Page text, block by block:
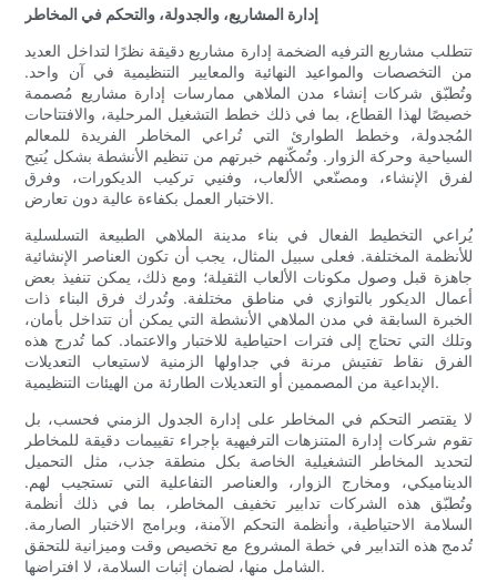
إدارة المشاريع، والجدولة، والتحكم في المخاطر
تتطلب مشاريع الترفيه الضخمة إدارة مشاريع دقيقة نظرًا لتداخل العديد
من التخصصات والمواعيد النهائية والمعايير التنظيمية في آن واحد.
وتُطبّق شركات إنشاء مدن الملاهي ممارسات إدارة مشاريع مُصممة
خصيصًا لهذا القطاع، بما في ذلك خطط التشغيل المرحلية، والافتتاحات
المُجدولة، وخطط الطوارئ التي تُراعي المخاطر الفريدة للمعالم
السياحية وحركة الزوار. وتُمكّنهم خبرتهم من تنظيم الأنشطة بشكل يُتيح
لفرق الإنشاء، ومصنّعي الألعاب، وفنيي تركيب الديكورات، وفرق
الاختبار العمل بكفاءة عالية دون تعارض.
يُراعي التخطيط الفعال في بناء مدينة الملاهي الطبيعة التسلسلية
للأنظمة المختلفة. فعلى سبيل المثال، يجب أن تكون العناصر الإنشائية
جاهزة قبل وصول مكونات الألعاب الثقيلة؛ ومع ذلك، يمكن تنفيذ بعض
أعمال الديكور بالتوازي في مناطق مختلفة. وتُدرك فرق البناء ذات
الخبرة السابقة في مدن الملاهي الأنشطة التي يمكن أن تتداخل بأمان،
وتلك التي تحتاج إلى فترات احتياطية للاختبار والاعتماد. كما تُدرج هذه
الفرق نقاط تفتيش مرنة في جداولها الزمنية لاستيعاب التعديلات
الإبداعية من المصممين أو التعديلات الطارئة من الهيئات التنظيمية.
لا يقتصر التحكم في المخاطر على إدارة الجدول الزمني فحسب، بل
تقوم شركات إدارة المتنزهات الترفيهية بإجراء تقييمات دقيقة للمخاطر
لتحديد المخاطر التشغيلية الخاصة بكل منطقة جذب، مثل التحميل
الديناميكي، ومخارج الزوار، والعناصر التفاعلية التي تستجيب لهم.
وتُطبّق هذه الشركات تدابير تخفيف المخاطر، بما في ذلك أنظمة
السلامة الاحتياطية، وأنظمة التحكم الآمنة، وبرامج الاختبار الصارمة.
تُدمج هذه التدابير في خطة المشروع مع تخصيص وقت وميزانية للتحقق
الشامل منها، لضمان إثبات السلامة، لا افتراضها.